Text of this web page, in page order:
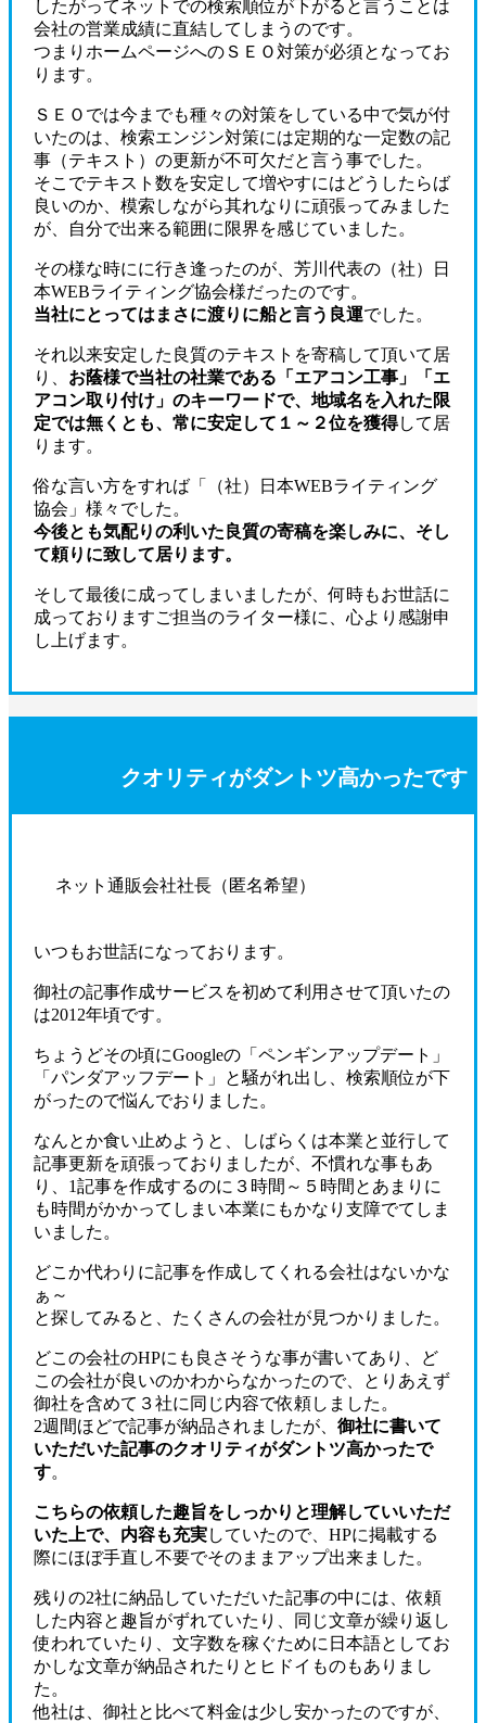
したがってネットでの検索順位が下がると言うことは
会社の営業成績に直結してしまうのです。
つまりホームページへのＳＥＯ対策が必須となってお
ります。
ＳＥＯでは今までも種々の対策をしている中で気が付
いたのは、検索エンジン対策には定期的な一定数の記
事（テキスト）の更新が不可欠だと言う事でした。
そこでテキスト数を安定して増やすにはどうしたらば
良いのか、模索しながら其れなりに頑張ってみました
が、自分で出来る範囲に限界を感じていました。
その様な時にに行き逢ったのが、芳川代表の（社）日
本WEBライティング協会様だったのです。
当社にとってはまさに渡りに船と言う良運でした。
それ以来安定した良質のテキストを寄稿して頂いて居
り、 お蔭様で当社の社業である「エアコン工事」「エ
アコン取り付け」のキーワードで、地域名を入れた限
定では無くとも、常に安定して１～２位を獲得して居
ります。
俗な言い方をすれば「（社）日本WEBライティング
協会」様々でした。
今後とも気配りの利いた良質の寄稿を楽しみに、そし
て頼りに致して居ります。
そして最後に成ってしまいましたが、何時もお世話に
成っておりますご担当のライター様に、心より感謝申
し上げます。
クオリティがダントツ高かったです
ネット通販会社社長（匿名希望）
いつもお世話になっております。
御社の記事作成サービスを初めて利用させて頂いたの
は2012年頃です。
ちょうどその頃にGoogleの「ペンギンアップデート」
「パンダアッフデート」と騒がれ出し、検索順位が下
がったので悩んでおりました。
なんとか食い止めようと、しばらくは本業と並行して
記事更新を頑張っておりましたが、不慣れな事もあ
り、1記事を作成するのに３時間～５時間とあまりに
も時間がかかってしまい本業にもかなり支障でてしま
いました。
どこか代わりに記事を作成してくれる会社はないかな
ぁ～
と探してみると、たくさんの会社が見つかりました。
どこの会社のHPにも良さそうな事が書いてあり、ど
この会社が良いのかわからなかったので、とりあえず
御社を含めて３社に同じ内容で依頼しました。
2週間ほどで記事が納品されましたが、 御社に書いて
いただいた記事のクオリティがダントツ高かったで
す。
こちらの依頼した趣旨をしっかりと理解していいただ
いた上で、内容も充実していたので、HPに掲載する
際にほぼ手直し不要でそのままアップ出来ました。
残りの2社に納品していただいた記事の中には、依頼
した内容と趣旨がずれていたり、同じ文章が繰り返し
使われていたり、文字数を稼ぐために日本語としてお
かしな文章が納品されたりとヒドイものもありまし
た。
他社は、御社と比べて料金は少し安かったのですが、